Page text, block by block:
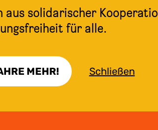
aus solidarischer
für alle.
MEHR! Schließen